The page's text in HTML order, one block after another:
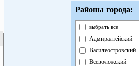
Районы города:
выбрать все
Адмиралтейский
Василеостровский
Всеволожский